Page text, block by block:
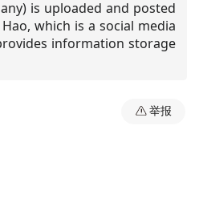
is uploaded and posted
which is a social media
information storage
举报